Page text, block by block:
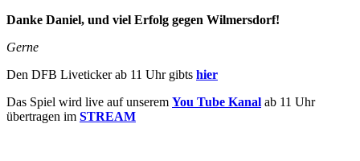
Danke Daniel, und viel Erfolg gegen Wilmersdorf!
Gerne
Den DFB Liveticker ab 11 Uhr gibts hier
Das Spiel wird live auf unserem You Tube Kanal ab 11 Uhr
übertragen im STREAM